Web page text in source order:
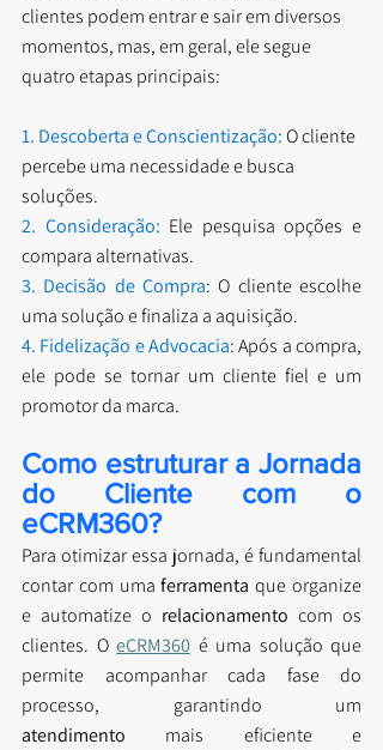
clientes podem entrar e sair em diversos
momentos, mas, em geral, ele segue
quatro etapas principais:
1. Descoberta e Conscientização:O cliente
percebe uma necessidade e busca
soluções.
2. Consideração: Ele pesquisa opções e
compara alternativas.
3. Decisão de Compra: O cliente escolhe
uma solução e finaliza a aquisição.
4. Fidelização e Advocacia: Após a compra,
ele pode se tornar um cliente fiel e um
promotor da marca.
Como estruturar a Jornada
do Cliente com o
eCRM360?
Para otimizar essa jornada, é fundamental
contar com uma ferramenta que organize
e automatize o relacionamento com os
clientes. O eCRM360 é uma solução que
permite acompanhar cada fase do
atendimento mais eficiente e